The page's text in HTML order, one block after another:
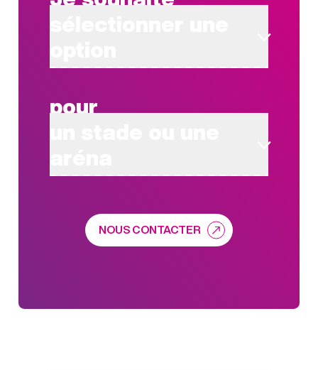
pour
NOUS CONTACTER